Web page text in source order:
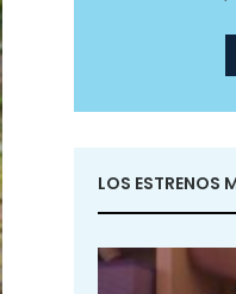
LOS ESTRENOS